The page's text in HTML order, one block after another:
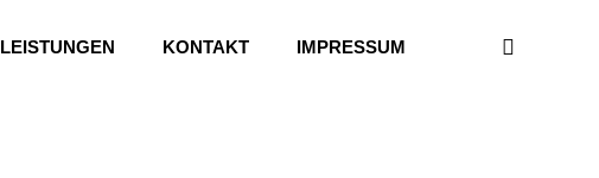
LEISTUNGEN KONTAKT IMPRESSUM